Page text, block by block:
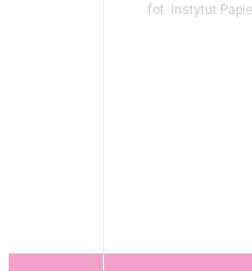
fot. Instytut